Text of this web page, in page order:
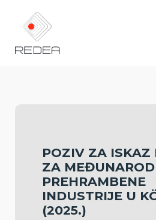
POZIV ZA ISKAZ
ZA
PREHRAMBENE
INDUSTRIJE U
(2025.)